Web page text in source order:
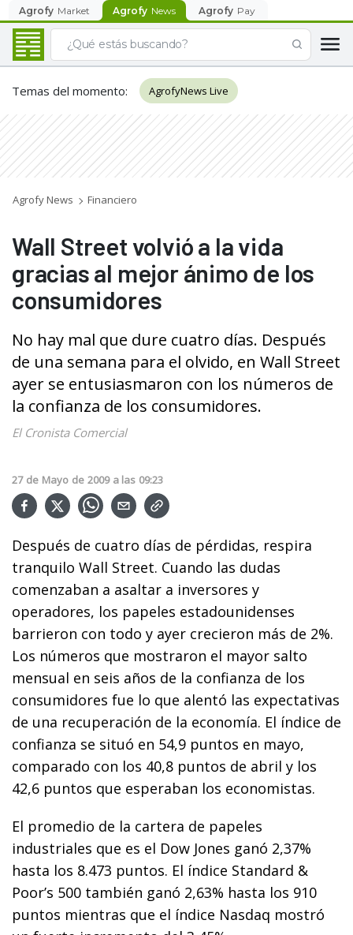
Agrofy Market Agrofy News Agrofy Pay
Temas del momento: AgrofyNews Live
Agrofy News Financiero
Wall Street volvió a la vida
gracias al mejor ánimo de los
consumidores
No hay mal que dure cuatro días. Después
de una semana para el olvido, en Wall Street
ayer se entusiasmaron con los números de
la confianza de los consumidores.
El Cronista Comercial
27 de Mayo de 2009 a las 09:23
Después de cuatro días de pérdidas, respira
tranquilo Wall Street. Cuando las dudas
comenzaban a asaltar a inversores y
operadores, los papeles estadounidenses
barrieron con todo y ayer crecieron más de 2%.
Los números que mostraron el mayor salto
mensual en seis años de la confianza de los
consumidores fue lo que alentó las expectativas
de una recuperación de la economía. El índice de
confianza se situó en 54,9 puntos en mayo,
comparado con los 40,8 puntos de abril y los
42,6 puntos que esperaban los economistas.
El promedio de la cartera de papeles
industriales que es el Dow Jones ganó 2,37%
hasta los 8.473 puntos. El índice Standard &
Poor’s 500 también ganó 2,63% hasta los 910
puntos mientras que el índice Nasdaq mostró